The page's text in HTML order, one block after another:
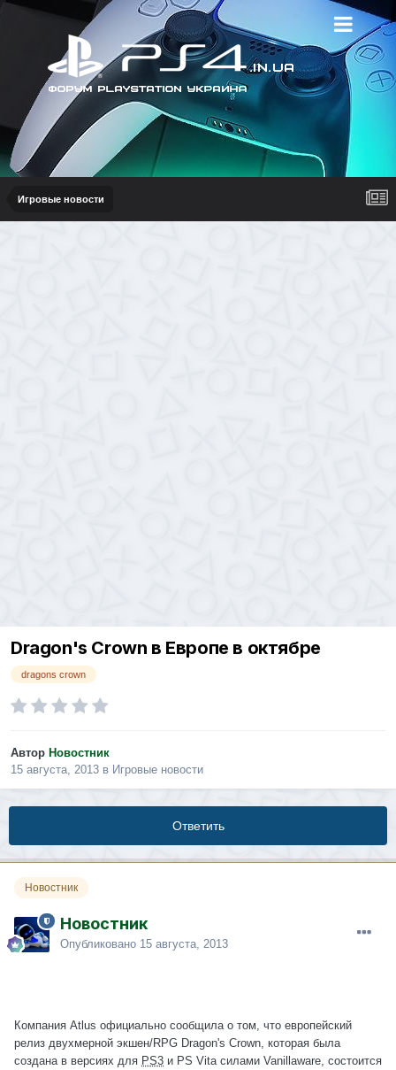
Игровые новости
Dragon's Crown в Европе в октябре
dragons crown
Автор Новостник
15 августа, 2013 в Игровые новости
Ответить
Новостник
Новостник
Опубликовано 15 августа, 2013
Компания Atlus официально сообщила о том, что европейский
релиз двухмерной экшен/RPG Dragon's Crown, которая была
создана в версиях для PS3 и PS Vita силами Vanillaware, состоится